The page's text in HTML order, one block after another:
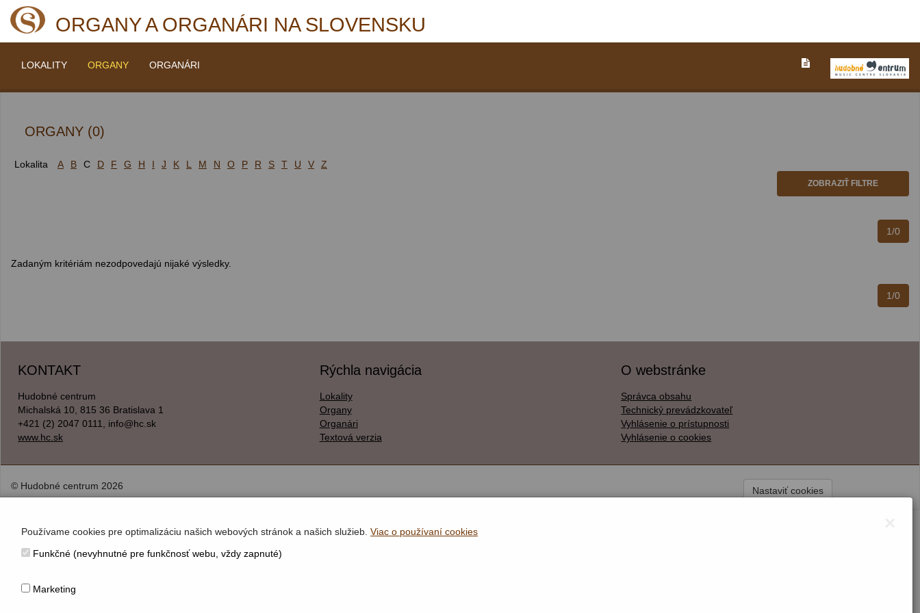
ORGANY A ORGANÁRI NA SLOVENSKU
LOKALITY ORGANY ORGANÁRI
ORGANY (0)
Lokalita A B C D F G H I J K L M N O P R S T U V Z
ZOBRAZIŤ FILTRE
1/0
Zadaným kritériám nezodpovedajú nijaké výsledky.
1/0
KONTAKT
Hudobné centrum
Michalská 10, 815 36 Bratislava 1
+421 (2) 2047 0111, info@hc.sk
www.hc.sk
Rýchla navigácia
Lokality
Organy
Organári
Textová verzia
O webstránke
Správca obsahu
Technický prevádzkovateľ
Vyhlásenie o prístupnosti
Vyhlásenie o cookies
© Hudobné centrum 2026 Nastaviť cookies
Používame cookies pre optimalizáciu našich webových stránok a našich služieb. Viac o používaní cookies
Funkčné (nevyhnutné pre funkčnosť webu, vždy zapnuté)
Marketing